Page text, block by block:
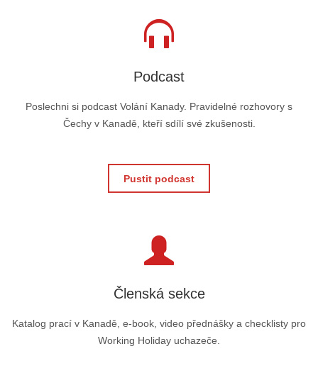
Podcast
Poslechni si podcast Volání Kanady. Pravidelné rozhovory s
Čechy v Kanadě, kteří sdílí své zkušenosti.
Pustit podcast
Členská sekce
Katalog prací v Kanadě, e-book, video přednášky a checklisty pro
Working Holiday uchazeče.